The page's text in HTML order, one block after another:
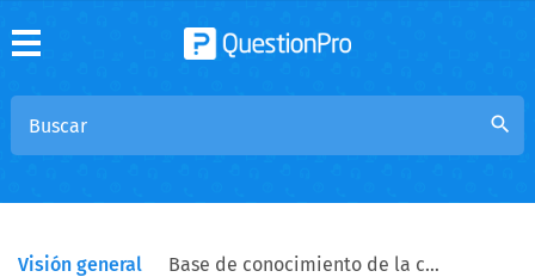
search
Visión general Base de conocimiento de la comunidad